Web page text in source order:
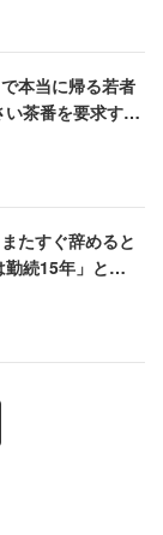
本当に帰る若者
茶番を要求する
も
たすぐ辞めると
続15年」という